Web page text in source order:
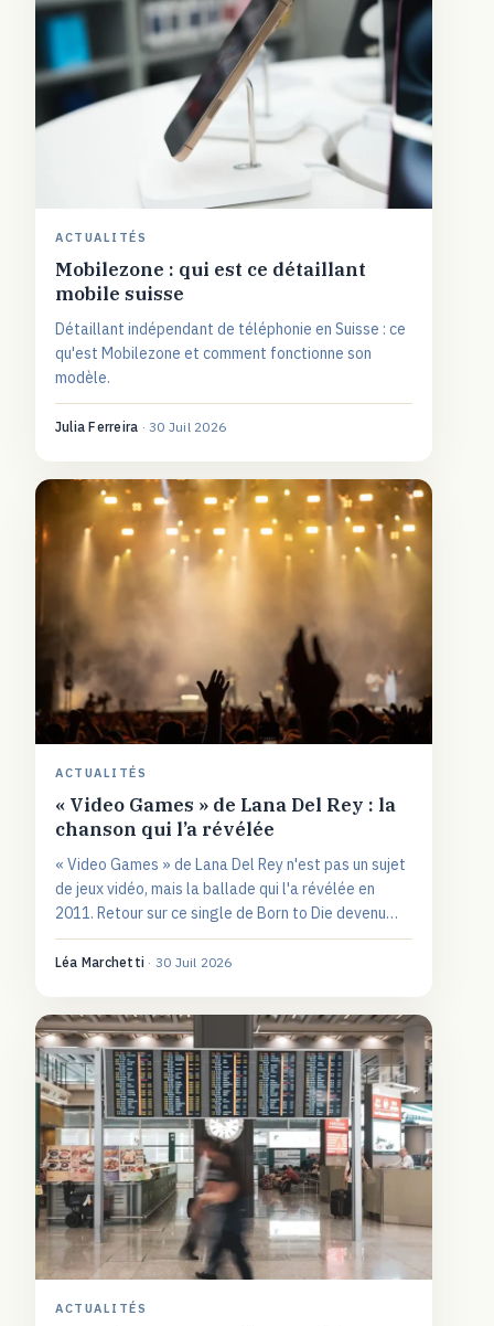
ACTUALITÉS
Mobilezone : qui est ce détaillant
mobile suisse
Détaillant indépendant de téléphonie en Suisse : ce
qu'est Mobilezone et comment fonctionne son
modèle.
Julia Ferreira ·30 Juil 2026
ACTUALITÉS
« Video Games » de Lana Del Rey : la
chanson qui l’a révélée
« Video Games » de Lana Del Rey n'est pas un sujet
de jeux vidéo, mais la ballade qui l'a révélée en
2011. Retour sur ce single de Born to Die devenu
viral : son histoire, le sens de ses paroles entre
amour et renoncement, et son style.
Léa Marchetti · 30 Juil 2026
ACTUALITÉS